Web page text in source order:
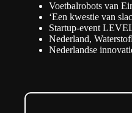
Voetbalrobots van
‘Een kwestie van
Startup-event
Nederland,
Nederlandse